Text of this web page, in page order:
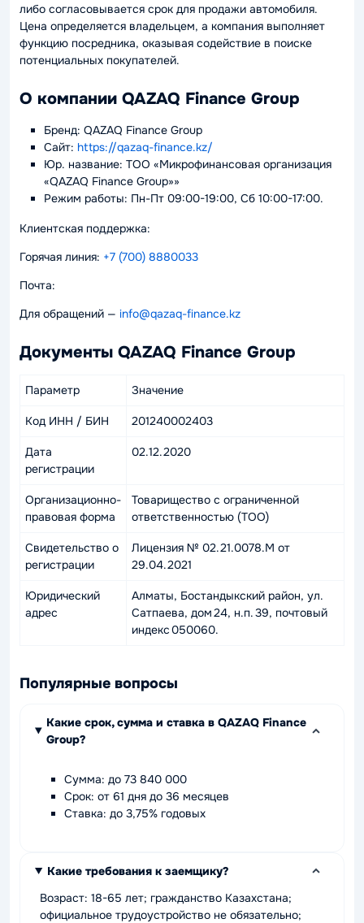
либо согласовывается срок для продажи автомобиля.
Цена определяется владельцем, а компания выполняет
функцию посредника, оказывая содействие в поиске
потенциальных покупателей.
О компании QAZAQ Finance Group
Бренд: QAZAQ Finance Group
Сайт: https://qazaq-finance.kz/
Юр. название: ТОО «Микрофинансовая организация
«QAZAQ Finance Group»»
Режим работы: Пн-Пт 09:00-19:00, Сб 10:00-17:00.
Клиентская поддержка:
Горячая линия: +7 (700) 8880033
Почта:
Для обращений — info@qazaq-finance.kz
Документы QAZAQ Finance Group
Параметр Значение
Код ИНН / БИН 201240002403
Дата
регистрации
02.12.2020
Организационно-
правовая форма
Товарищество с ограниченной
ответственностью (ТОО)
Свидетельство о
регистрации
Лицензия № 02.21.0078.М от
29.04.2021
Юридический
адрес
Алматы, Бостандыкский район, ул.
Сатпаева, дом 24, н.п. 39, почтовый
индекс 050060.
Популярные вопросы
Какие срок, сумма и ставка в QAZAQ Finance
Group?
Сумма: до 73 840 000
Срок: от 61 дня до 36 месяцев
Ставка: до 3,75% годовых
Какие требования к заемщику?
Возраст: 18-65 лет; гражданство Казахстана;
официальное трудоустройство не обязательно;